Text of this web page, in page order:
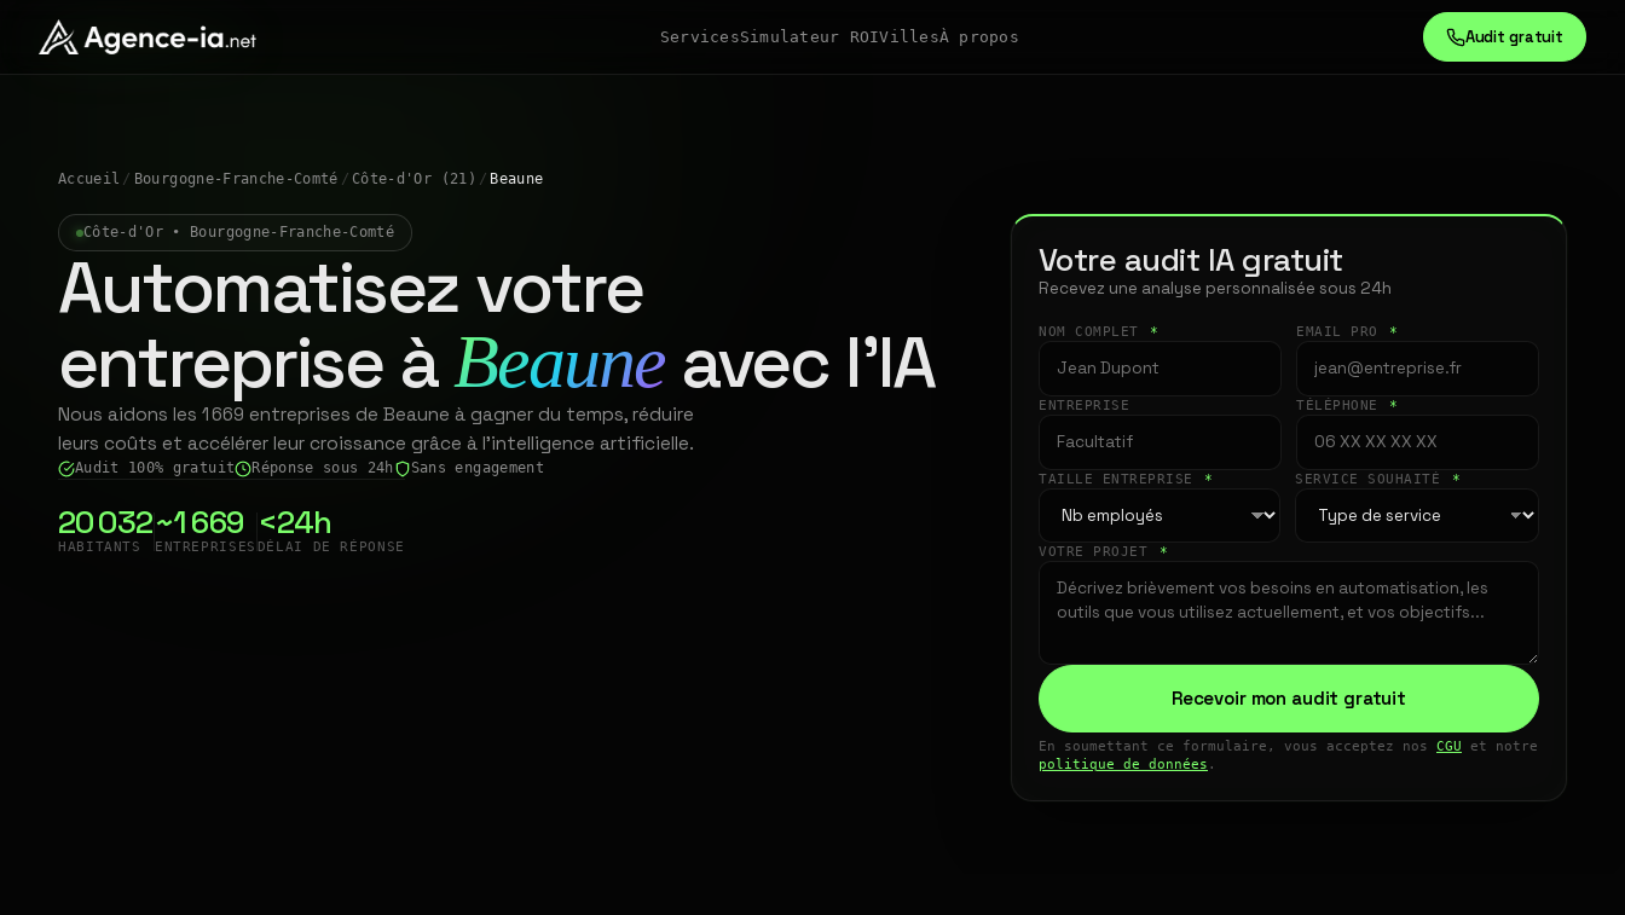
ServicesSimulateur ROIVillesÀ propos Audit gratuit
Accueil / Bourgogne-Franche-Comté / Côte-d'Or (21) / Beaune
Côte-d'Or • Bourgogne-Franche-Comté
Automatisez votre
entreprise àBeauneavec l'IA
Nous aidons les 1 669 entreprises de Beaune à gagner du temps, réduire
leurs coûts et accélérer leur croissance grâce à l'intelligence artificielle.
Audit 100% gratuit Réponse sous 24h Sans engagement
20 032
HABITANTS
~1 669
ENTREPRISES
<24h
DÉLAI DE RÉPONSE
Votre audit IA gratuit
Recevez une analyse personnalisée sous 24h
NOM COMPLET * EMAIL PRO *
ENTREPRISE TÉLÉPHONE *
TAILLE ENTREPRISE * SERVICE SOUHAITÉ *
VOTRE PROJET *
Recevoir mon audit gratuit
En soumettant ce formulaire, vous acceptez nos CGU et notre
politique de données .